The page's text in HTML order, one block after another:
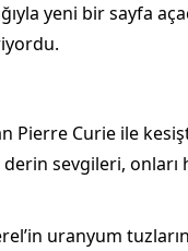
yeni bir sayfa
Pierre Curie ile
sevgileri, onları
uranyum